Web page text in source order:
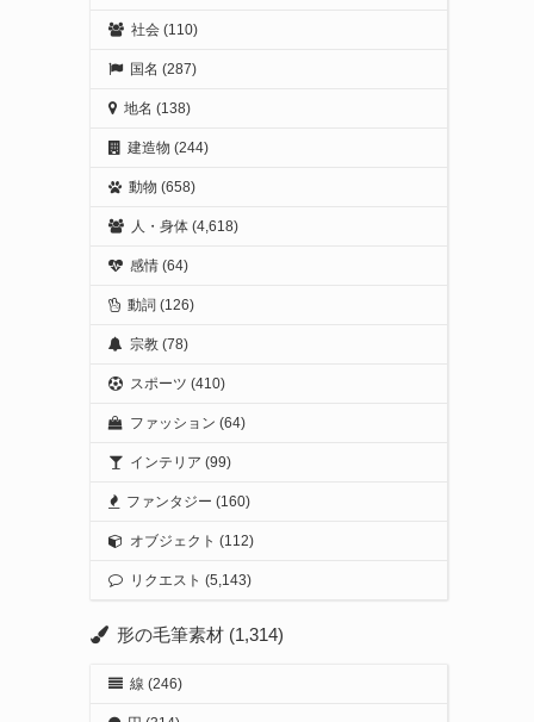
社会 (110)
国名 (287)
地名 (138)
建造物 (244)
動物 (658)
人・身体 (4,618)
感情 (64)
動詞 (126)
宗教 (78)
スポーツ (410)
ファッション (64)
インテリア (99)
ファンタジー (160)
オブジェクト (112)
リクエスト (5,143)
形の毛筆素材 (1,314)
線 (246)